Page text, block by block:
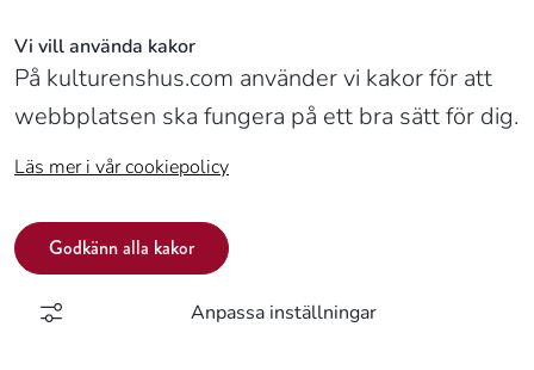
Vi vill använda kakor
På kulturenshus.com använder vi kakor för att
webbplatsen ska fungera på ett bra sätt för dig.
Läs mer i vår cookiepolicy
Godkänn alla kakor
Anpassa inställningar